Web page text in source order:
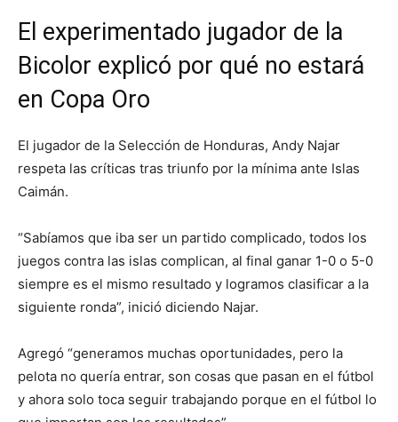
El experimentado jugador de la
Bicolor explicó por qué no estará
en Copa Oro
El jugador de la Selección de Honduras, Andy Najar
respeta las críticas tras triunfo por la mínima ante Islas
Caimán.
“Sabíamos que iba ser un partido complicado, todos los
juegos contra las islas complican, al final ganar 1-0 o 5-0
siempre es el mismo resultado y logramos clasificar a la
siguiente ronda”, inició diciendo Najar.
Agregó “generamos muchas oportunidades, pero la
pelota no quería entrar, son cosas que pasan en el fútbol
y ahora solo toca seguir trabajando porque en el fútbol lo